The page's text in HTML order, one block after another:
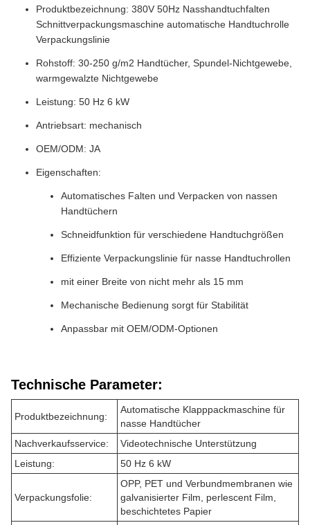
Produktbezeichnung: 380V 50Hz Nasshandtuchfalten
Schnittverpackungsmaschine automatische Handtuchrolle
Verpackungslinie
Rohstoff: 30-250 g/m2 Handtücher, Spundel-Nichtgewebe,
warmgewalzte Nichtgewebe
Leistung: 50 Hz 6 kW
Antriebsart: mechanisch
OEM/ODM: JA
Eigenschaften:
Automatisches Falten und Verpacken von nassen
Handtüchern
Schneidfunktion für verschiedene Handtuchgrößen
Effiziente Verpackungslinie für nasse Handtuchrollen
mit einer Breite von nicht mehr als 15 mm
Mechanische Bedienung sorgt für Stabilität
Anpassbar mit OEM/ODM-Optionen
Technische Parameter:
Produktbezeichnung:
Automatische Klapppackmaschine für
nasse Handtücher
Nachverkaufsservice:
Videotechnische Unterstützung
Leistung:
50 Hz 6 kW
Verpackungsfolie:
OPP, PET und Verbundmembranen wie
galvanisierter Film, perlescent Film,
beschichtetes Papier